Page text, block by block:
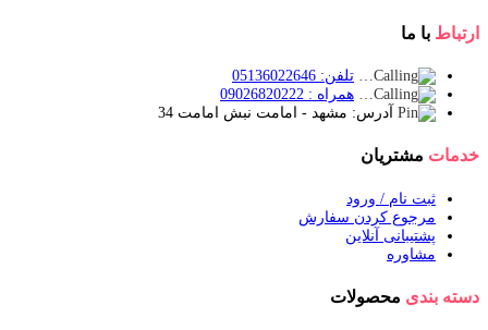
ارتباط با ما
تلفن: 05136022646
همراه : 09026820222
آدرس: مشهد - امامت نبش امامت 34
خدمات مشتریان
ثبت نام / ورود
مرجوع کردن سفارش
پشتیبانی آنلاین
مشاوره
دسته بندی محصولات